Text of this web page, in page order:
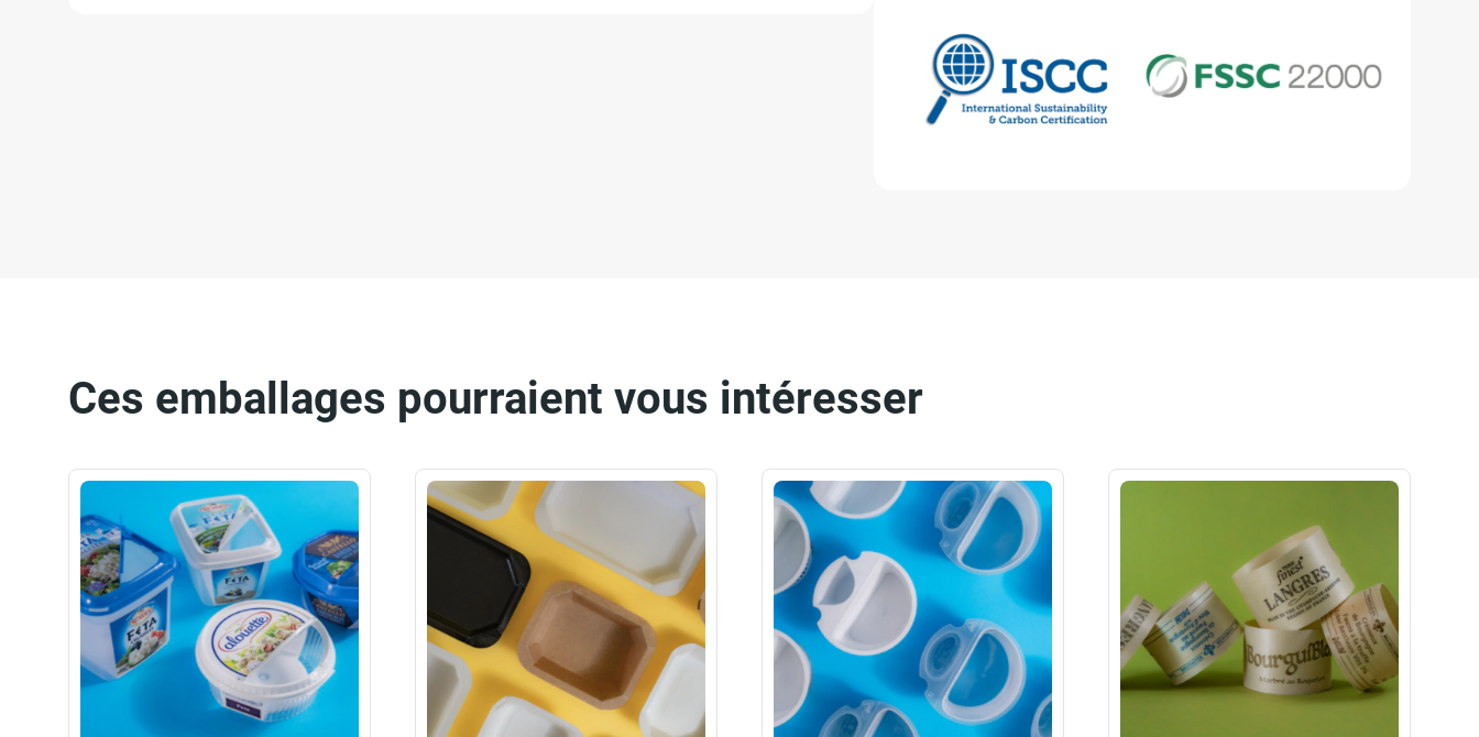
Ces emballages pourraient vous intéresser